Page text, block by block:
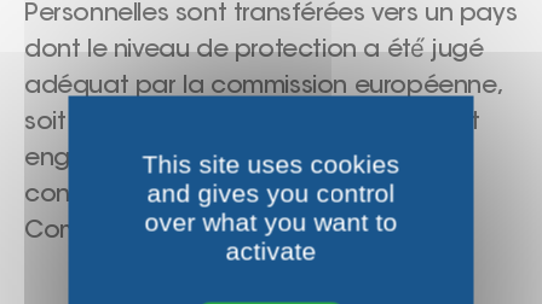
Personnelles sont transférées vers un pays
dont le niveau de protection a été́ jugé
adéquat par la commission européenne,
soit parce que nos prestataires se sont
engagés à se conformer aux clauses
contractuelles types établies par la
Commission Européenne.
This site uses cookies
and gives you control
over what you want to
activate